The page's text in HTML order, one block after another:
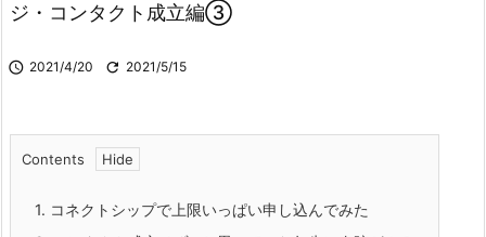
ジ・コンタクト成立編③
 2021/4/20  2021/5/15
Contents
1. コネクトシップで上限いっぱい申し込んでみた